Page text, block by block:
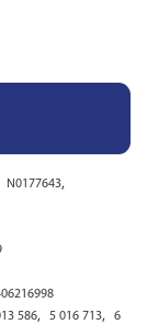
N0177643,
586, 5 016 713, 6